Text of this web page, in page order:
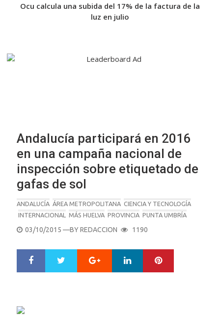
Ocu calcula una subida del 17% de la factura de la
luz en julio
Andalucía participará en 2016
en una campaña nacional de
inspección sobre etiquetado de
gafas de sol
ANDALUCÍA ÁREA METROPOLITANA CIENCIA Y TECNOLOGÍA
INTERNACIONAL
MÁS HUELVA PROVINCIA PUNTA UMBRÍA
POSTED
03/10/2015 —BYREDACCION 1190
Google+ LinkedIn